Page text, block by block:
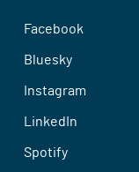
Facebook
Bluesky
Instagram
LinkedIn
Spotify